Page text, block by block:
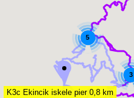
5
3
K3c Ekincik iskele pier 0,8 km